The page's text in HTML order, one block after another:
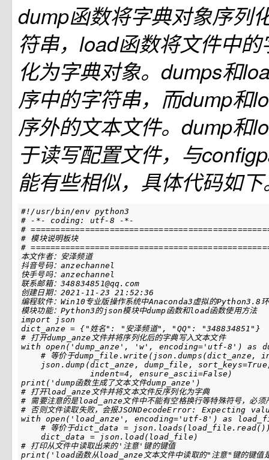
dump函数将字典对象序列
符串，load函数将文件中
化为字典对象。dumps和
序中的字符串，而dump和
序外的文本文件。dump和
于读写配置文件，与
能有些相似，具体代码如下
#!/usr/bin/env python3
# -*- coding: utf-8 -*-
#
# 模块说明板块
#
本文作者：安泽频道
模块功能：Python3的json模块中dump函数和load函数使用方法
import
json
dict_anze = { "姓名" : "安泽频道" , "QQ" : "348834851" }
# 打开dump_anze文件并将序列化后的字典写入文本文件
with open ( 'dump_anze' , 'w' , encoding= 'utf-8' ) as
# 等价于dump_file.write(json.dumps(dict_anze,
json . dump (dict_anze , dump_file , sort_keys=True
indent=4 , ensure_ascii=False )
print ( 'dump函数生成了文本文件dump_anze' )
# 打开load_anze文件并将文本文件反序列化为字典
# 需要注意的是load_anze文件中不能有空格换行等特殊符号，必
# 否则文件读取失败，会报JSONDecodeError: Expecting
with open ( 'load_anze' , encoding= 'utf-8' ) as
# 等价于dict_data =
dict_data
= json . load( load_file)
# 打印从文件中读取出来的'注意'键的键值
print ( 'load函数从load_anze文本文件中读取的"注意"键的键